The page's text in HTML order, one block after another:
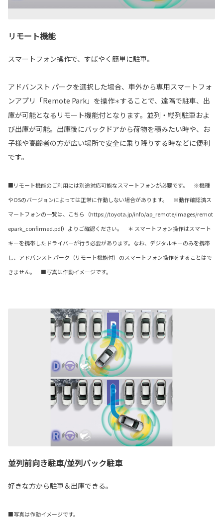
リモート機能
スマートフォン操作で、すばやく簡単に駐車。
アドバンスト パークを選択した場合、車外から専用スマートフォ
ンアプリ「Remote Park」を操作＊することで、遠隔で駐車、出
庫が可能となるリモート機能付となります。並列・縦列駐車およ
び出庫が可能。出庫後にバックドアから荷物を積みたい時や、お
子様や高齢者の方が広い場所で安全に乗り降りする時などに便利
です。
■リモート機能のご利用には別途対応可能なスマートフォンが必要です。 ※機種
やOSのバージョンによっては正常に作動しない場合があります。 ※動作確認済ス
マートフォンの一覧は、こちら（https://toyota.jp/info/ap_remote/images/remot
epark_confirmed.pdf）よりご確認ください。 ＊ スマートフォン操作はスマート
キーを携帯したドライバーが行う必要があります。なお、デジタルキーのみを携帯
し、アドバンスト パーク（リモート機能付）のスマートフォン操作をすることはで
きません。 ■写真は作動イメージです。
並列前向き駐車/並列バック駐車
好きな方から駐車＆出庫できる。
■写真は作動イメージです。